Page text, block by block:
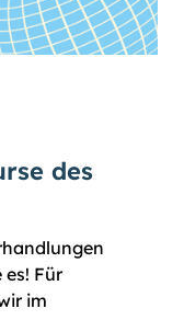
des
es! Für
im